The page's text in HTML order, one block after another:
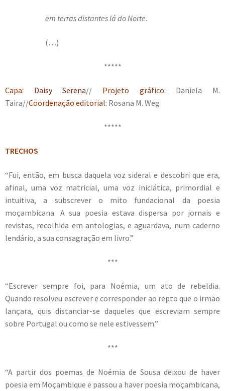
em terras distantes lá do Norte.
(…)
*****
Capa: Daisy Serena// Projeto gráfico: Daniela M.
Taira//Coordenação editorial: Rosana M. Weg
*****
TRECHOS
“Fui, então, em busca daquela voz sideral e descobri que era,
afinal, uma voz matricial, uma voz iniciática, primordial e
intuitiva, a subscrever o mito fundacional da poesia
moçambicana. A sua poesia estava dispersa por jornais e
revistas, recolhida em antologias, e aguardava, num caderno
lendário, a sua consagração em livro.”
***
“Escrever sempre foi, para Noémia, um ato de rebeldia.
Quando resolveu escrever e corresponder ao repto que o irmão
lançara, quis distanciar-se daqueles que escreviam sempre
sobre Portugal ou como se nele estivessem.”
***
“A partir dos poemas de Noémia de Sousa deixou de haver
poesia em Moçambique e passou a haver poesia moçambicana,